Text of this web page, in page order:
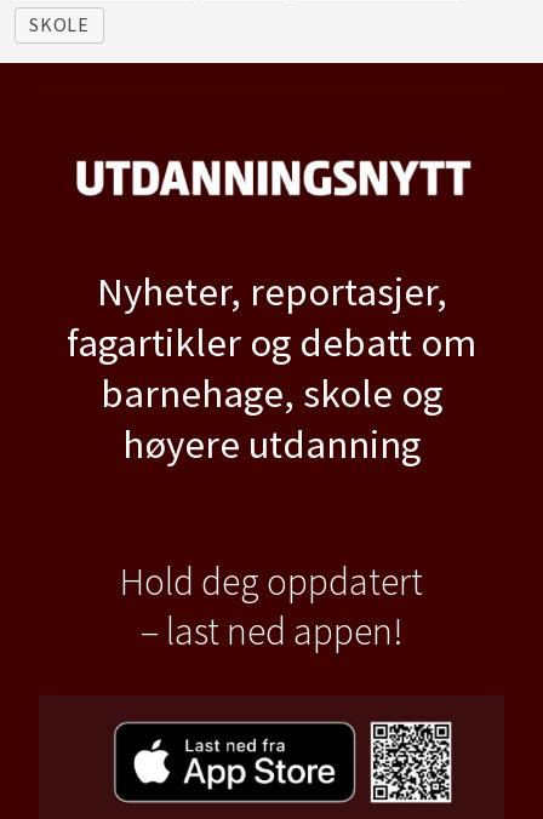
SKOLE
Nyheter, reportasjer,
fagartikler og debatt om
barnehage, skole og
høyere utdanning
Hold deg oppdatert
– last ned appen!